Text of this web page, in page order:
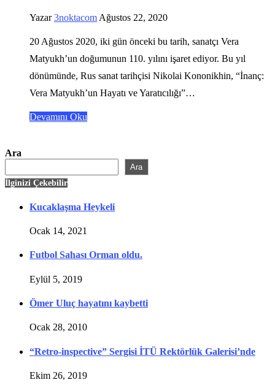
Yazar3noktacom Ağustos 22, 2020
20 Ağustos 2020, iki gün önceki bu tarih, sanatçı Vera
Matyukh’un doğumunun 110. yılını işaret ediyor. Bu yıl
dönümünde, Rus sanat tarihçisi Nikolai Kononikhin, “İnanç:
Vera Matyukh’un Hayatı ve Yaratıcılığı”…
Devamını Oku
Ara
Ara
İlginizi Çekebilir
Kucaklaşma Heykeli
Ocak 14, 2021
Futbol Sahası Orman oldu.
Eylül 5, 2019
Ömer Uluç hayatını kaybetti
Ocak 28, 2010
“Retro-inspective” Sergisi İTÜ Rektörlük Galerisi’nde
Ekim 26, 2019